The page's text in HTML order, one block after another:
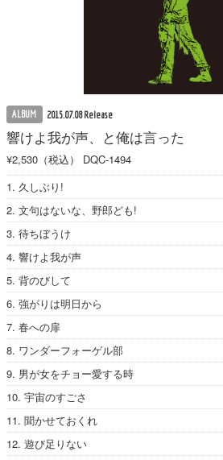
ALBUM 2015.07.08 Release
響けよ我が声、と俺は言った
¥2,530（税込）
DQC-1494
1. 久しぶり!
2. 文句はないな、野郎ども!
3. 待ちぼうけ
4. 響けよ我が声
5. 背のびして
6. 強がりは明日から
7. 春への扉
8. ワンダーフォーゲル部
9. 男が女をチョー愛する時
10. 宇宙のすごさ
11. 聞かせておくれ
12. 遊び足りない